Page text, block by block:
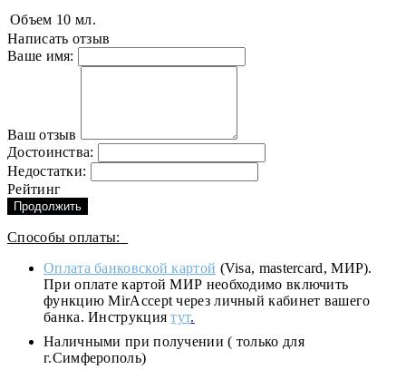
Объем 10 мл.
Написать отзыв
Ваше имя:
Ваш отзыв
Достоинства:
Недостатки:
Рейтинг
Продолжить
Способы оплаты:
Оплата банковской картой (Visa, mastercard, МИР).
При оплате картой МИР необходимо включить
функцию MirAccept через личный кабинет вашего
банка. Инструкциятут.
Наличными при получении ( только для
г.Симферополь)